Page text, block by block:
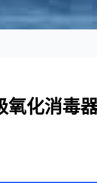
氧化消毒